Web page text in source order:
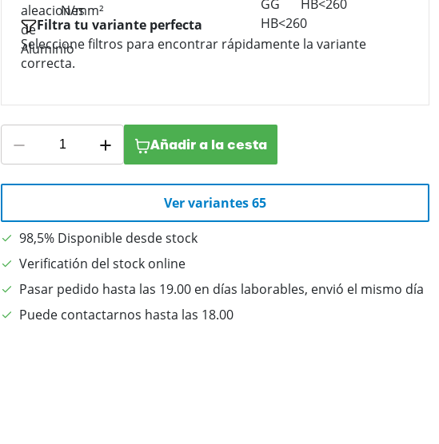
Filtra tu variante perfecta
Seleccione filtros para encontrar rápidamente la variante
correcta.
Añadir a la cesta
Ver variantes 65
98,5% Disponible desde stock
Verificatión del stock online
Pasar pedido hasta las 19.00 en días laborables, envió el mismo día
Puede contactarnos hasta las 18.00